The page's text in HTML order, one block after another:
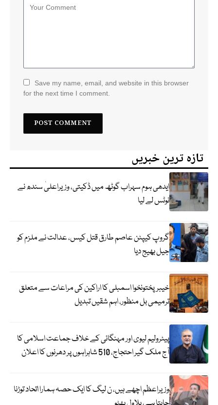
Save my name, email, and website in this browser
for the next time I comment.
تازہ ترین خبریں
ایدھی ہوم سہراب گوٹھ میں ڈکیتی، وزیراعلیٰ سندھ نے
نوٹس لے لیا
گروپ کیپٹن عاصم طارق قتل کیس، عدالت نے ملزم کو
جیل بھیج دیا
خیبرپختونخوا اسمبلی کا اراکین کی مراعات سے متعلق
ترمیمی بل منظور، اہم شقیں تبدیل
پیٹرولیم لیوی اور مہنگائی کے خلاف جماعت اسلامی کا
آج ملک گیر احتجاج، 510 شاہراہوں پر دھرنوں کا اعلان
وزیراعظم اچھے ہیں، ن لیگ کا ایک حصہ ہمارا اتحاد توڑنا